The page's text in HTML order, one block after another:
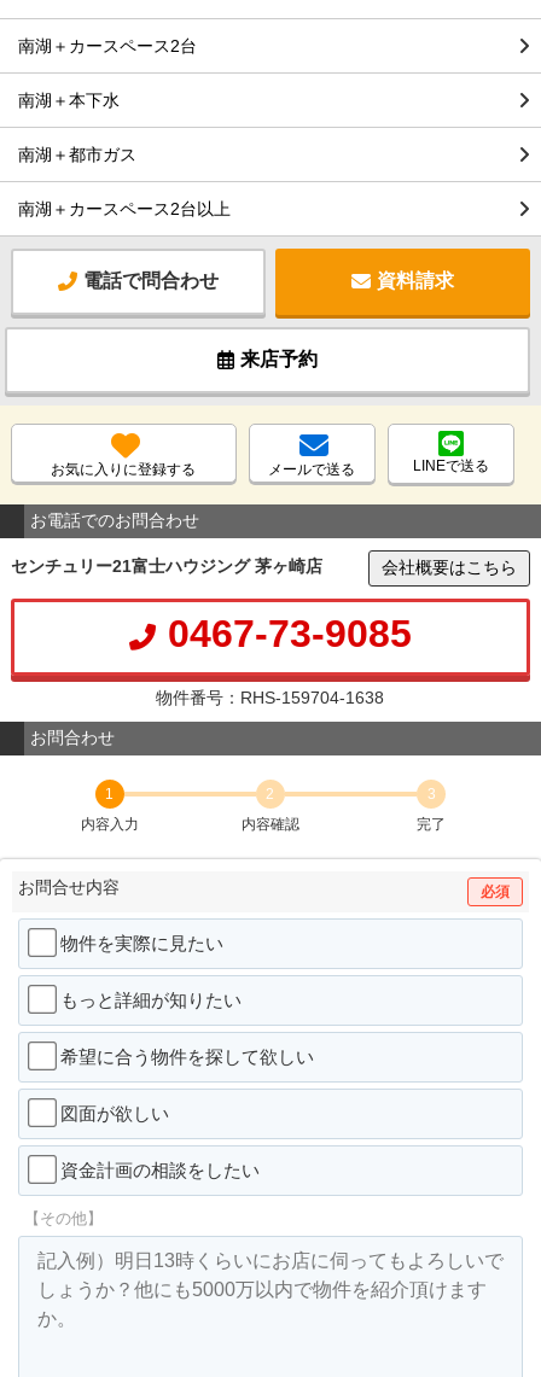
南湖＋カースペース2台
南湖＋本下水
南湖＋都市ガス
南湖＋カースペース2台以上
電話で問合わせ 資料請求
来店予約
お気に入りに登録する メールで送る LINEで送る
お電話でのお問合わせ
センチュリー21富士ハウジング 茅ヶ崎店 会社概要はこちら
0467-73-9085
物件番号：RHS-159704-1638
お問合わせ
1
内容入力
2
内容確認
3
完了
お問合せ内容 必須
物件を実際に見たい
もっと詳細が知りたい
希望に合う物件を探して欲しい
図面が欲しい
資金計画の相談をしたい
【その他】